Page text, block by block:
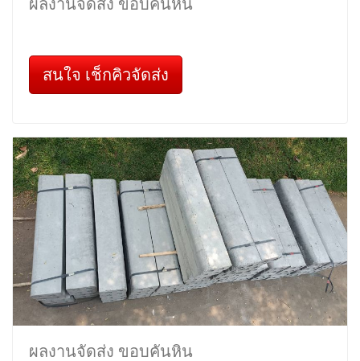
สนใจ เช็กคิวจัดส่ง
ผลงานจัดส่ง ขอบคันหิน